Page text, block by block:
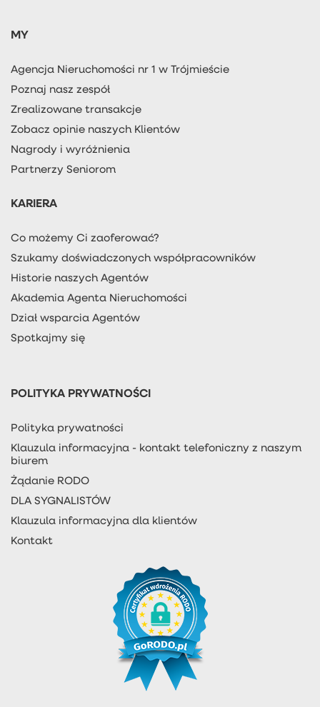
MY
Agencja Nieruchomości nr 1 w Trójmieście
Poznaj nasz zespół
Zrealizowane transakcje
Zobacz opinie naszych Klientów
Nagrody i wyróżnienia
Partnerzy Seniorom
KARIERA
Co możemy Ci zaoferować?
Szukamy doświadczonych współpracowników
Historie naszych Agentów
Akademia Agenta Nieruchomości
Dział wsparcia Agentów
Spotkajmy się
POLITYKA PRYWATNOŚCI
Polityka prywatności
Klauzula informacyjna - kontakt telefoniczny z naszym
biurem
Żądanie RODO
DLA SYGNALISTÓW
Klauzula informacyjna dla klientów
Kontakt